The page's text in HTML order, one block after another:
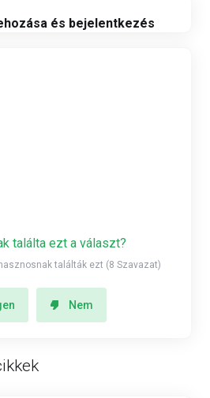
és bejelentkezés
találta ezt a választ?
találták ezt (8 Szavazat)
Nem